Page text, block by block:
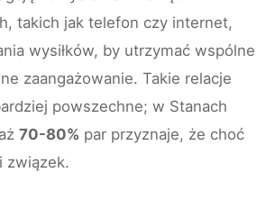
takich jak telefon czy internet,
wysiłków, by utrzymać wspólne
zaangażowanie. Takie relacje
powszechne; w Stanach
70-80% par przyznaje, że choć
związek.